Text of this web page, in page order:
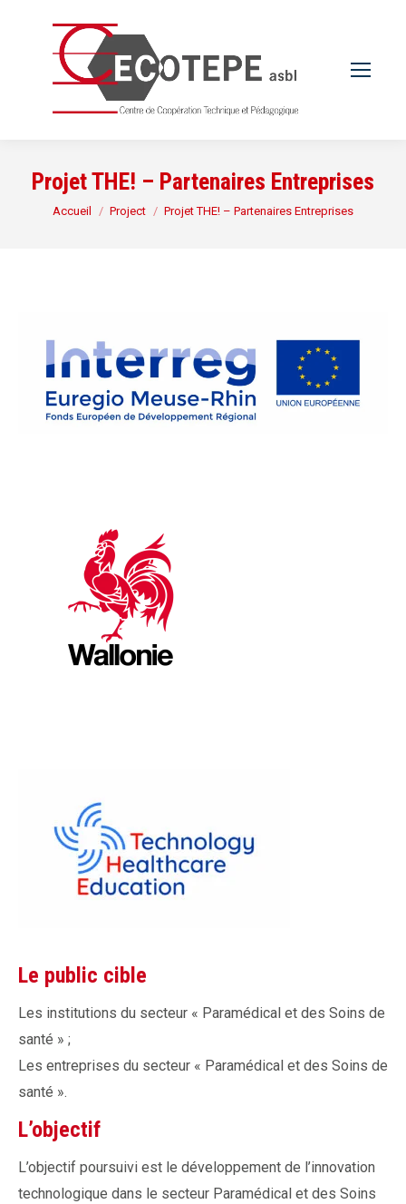
Projet THE! – Partenaires Entreprises
Vous êtes ici :
Accueil Project Projet THE! – Partenaires Entreprises
Le public cible
Les institutions du secteur « Paramédical et des Soins de
santé » ;
Les entreprises du secteur « Paramédical et des Soins de
santé ».
L’objectif
L’objectif poursuivi est le développement de l’innovation
technologique dans le secteur Paramédical et des Soins